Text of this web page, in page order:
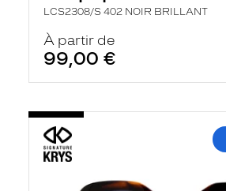
LCS2308/S 402 NOIR BRILLANT
À partir de
99,00 €